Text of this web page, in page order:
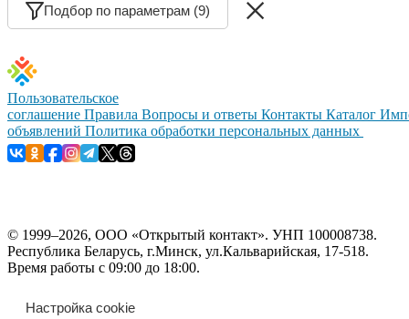
Подбор по параметрам (9)
Пользовательское
соглашение Правила Вопросы и ответы Контакты Каталог
объявлений Политика обработки персональных данных
© 1999–2026, ООО «Открытый контакт». УНП 100008738.
Республика Беларусь, г.Минск, ул.Кальварийская, 17-518.
Время работы с 09:00 до 18:00.
Настройка cookie